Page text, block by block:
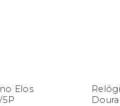
Elos
5P